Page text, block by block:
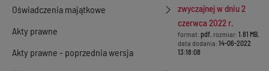
Oświadczenia majątkowe
Akty prawne
Akty prawne - poprzednia wersja
zwyczajnej w dniu 2
czerwca 2022 r.
format: pdf, rozmiar: 1.81 MB,
data dodania: 14-06-2022
13:18:08